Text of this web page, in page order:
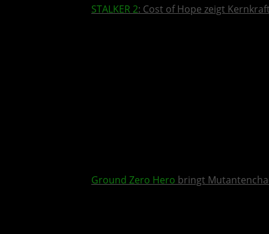
STALKER 2: Cost of Hope zeigt
Ground Zero Hero bringt